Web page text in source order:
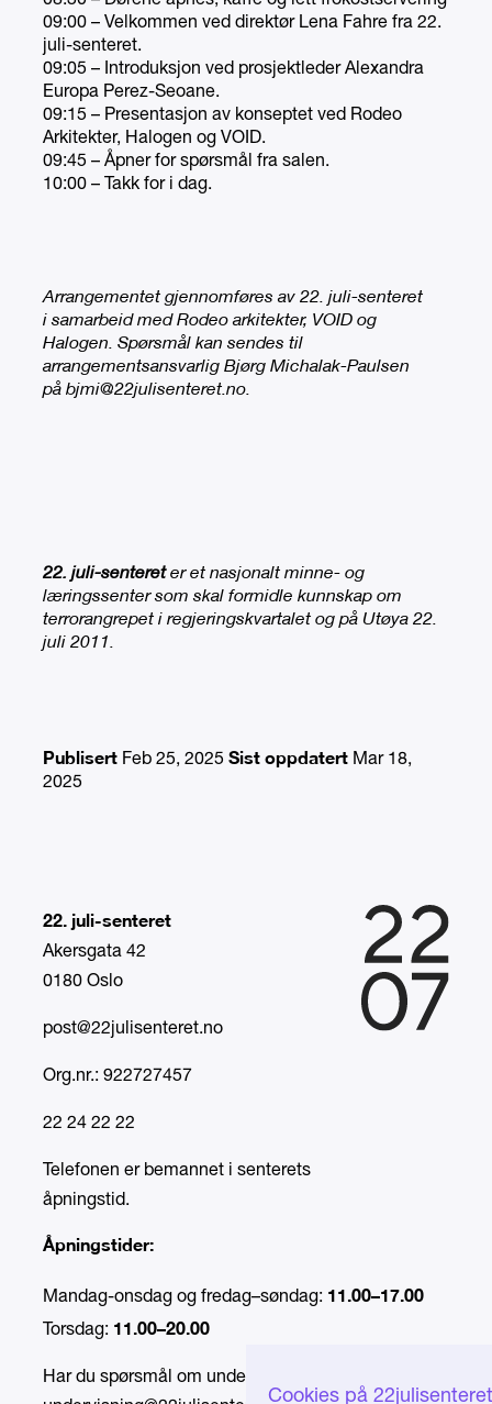
Cookies på
09:00 – Velkommen ved direktør Lena Fahre fra 22.
juli-senteret.
09:05 – Introduksjon ved prosjektleder Alexandra
Europa Perez-Seoane.
09:15 – Presentasjon av konseptet ved Rodeo
Arkitekter, Halogen og VOID.
09:45 – Åpner for spørsmål fra salen.
10:00 – Takk for i dag.
Arrangementet gjennomføres av 22. juli-senteret
i samarbeid med Rodeo arkitekter, VOID og
Halogen. Spørsmål kan sendes til
arrangementsansvarlig Bjørg Michalak-Paulsen
på bjmi@22julisenteret.no.
22. juli-sentereter et nasjonalt minne- og
læringssenter som skal formidle kunnskap om
terrorangrepet i regjeringskvartalet og på Utøya 22.
juli 2011.
Publisert Feb 25, 2025 Sist oppdatert Mar 18,
2025
22. juli-senteret
Akersgata 42
0180 Oslo
post@22julisenteret.no
Org.nr.: 922727457
22 24 22 22
Telefonen er bemannet i senterets
åpningstid.
Åpningstider:
Mandag-onsdag og fredag–søndag: 11.00–17.00
Torsdag: 11.00–20.00
Har du spørsmål om undervisning, send e-post til